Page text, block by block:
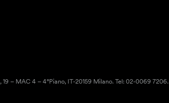
– MAC 4 – 4°Piano, IT-20159 Milano. Tel: 02-0069 7206.